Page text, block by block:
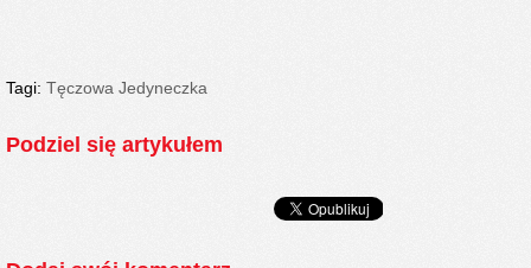
Tagi: Tęczowa Jedyneczka
Podziel się artykułem